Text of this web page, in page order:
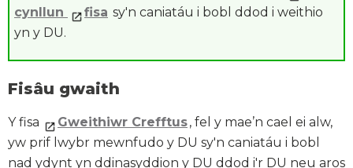
cynllun
fisa sy'n caniatáu i bobl ddod i weithio
yn y DU.
Fisâu gwaith
Y fisa Gweithiwr Crefftus, fel y mae’n cael ei alw,
yw prif lwybr mewnfudo y DU sy'n caniatáu i bobl
nad ydynt yn ddinasyddion y DU ddod i'r DU neu aros